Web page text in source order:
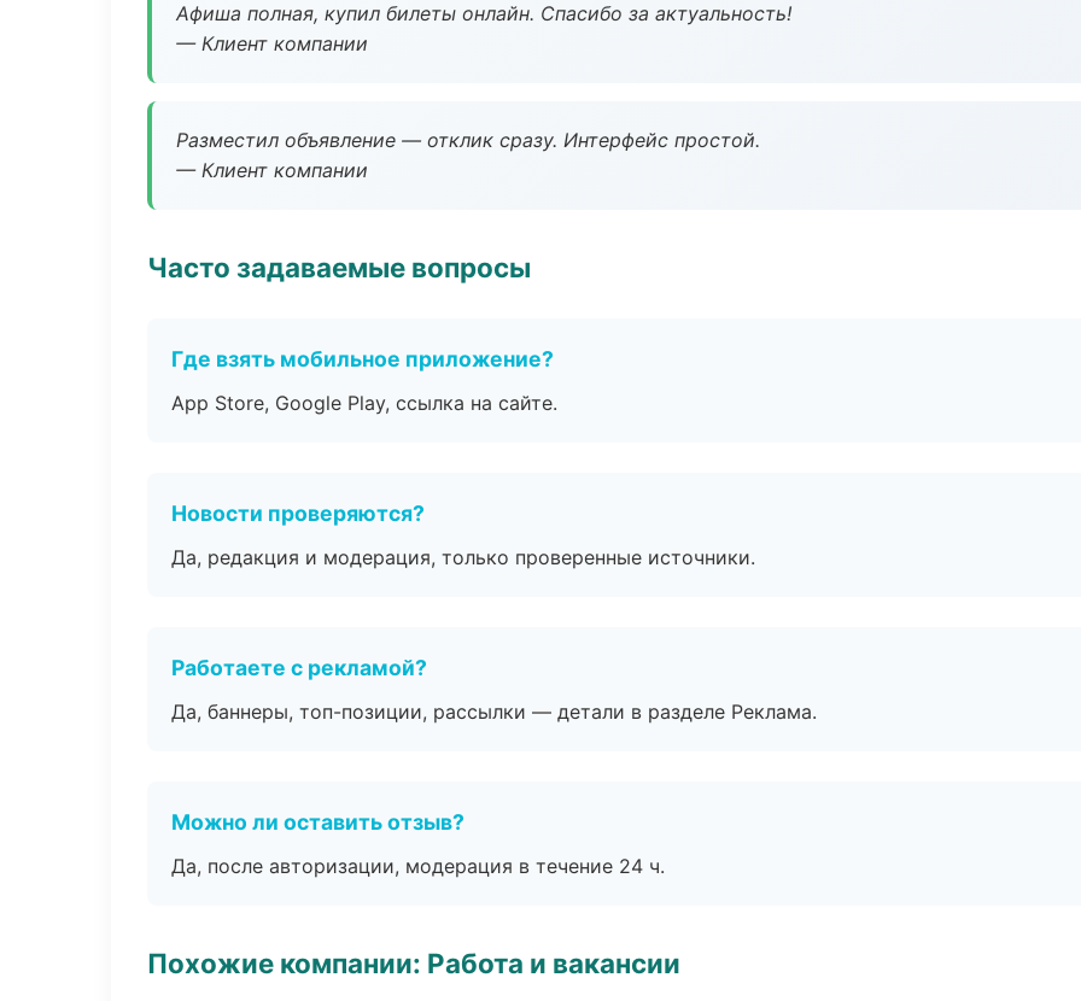
Афиша полная, купил билеты онлайн. Спасибо за актуальность!
— Клиент компании
Разместил объявление — отклик сразу. Интерфейс простой.
— Клиент компании
Часто задаваемые вопросы
Где взять мобильное приложение?
App Store, Google Play, ссылка на сайте.
Новости проверяются?
Да, редакция и модерация, только проверенные источники.
Работаете с рекламой?
Да, баннеры, топ-позиции, рассылки — детали в разделе Реклама.
Можно ли оставить отзыв?
Да, после авторизации, модерация в течение 24 ч.
Похожие компании: Работа и вакансии